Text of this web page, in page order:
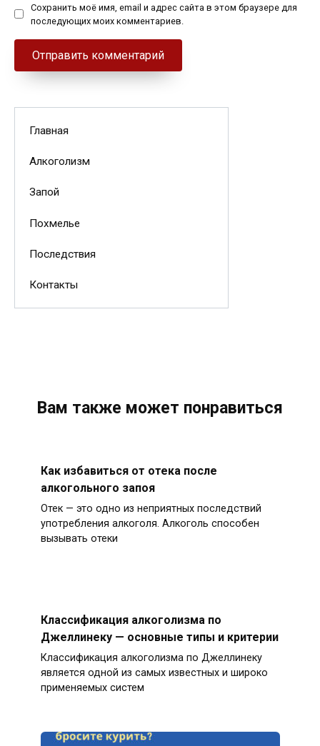
Сохранить моё имя, email и адрес сайта в этом браузере для
последующих моих комментариев.
Главная
Алкоголизм
Запой
Похмелье
Последствия
Контакты
Вам также может понравиться
Как избавиться от отека после
алкогольного запоя
Отек — это одно из неприятных последствий
употребления алкоголя. Алкоголь способен
вызывать отеки
Классификация алкоголизма по
Джеллинеку — основные типы и критерии
Классификация алкоголизма по Джеллинеку
является одной из самых известных и широко
применяемых систем